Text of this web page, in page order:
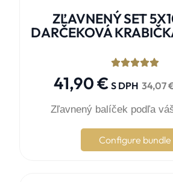
ZĽAVNENÝ SET
DARČEKOVÁ

41,90€ S DPH 34,07
Zľavnený balíček podľa
Configure bundle